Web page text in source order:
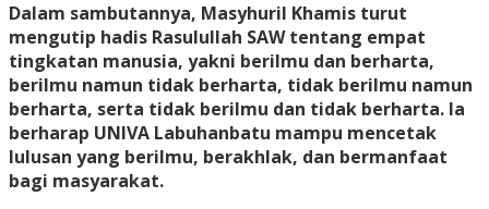
Dalam sambutannya, Masyhuril Khamis turut
mengutip hadis Rasulullah SAW tentang empat
tingkatan manusia, yakni berilmu dan berharta,
berilmu namun tidak berharta, tidak berilmu namun
berharta, serta tidak berilmu dan tidak berharta. Ia
berharap UNIVA Labuhanbatu mampu mencetak
lulusan yang berilmu, berakhlak, dan bermanfaat
bagi masyarakat.